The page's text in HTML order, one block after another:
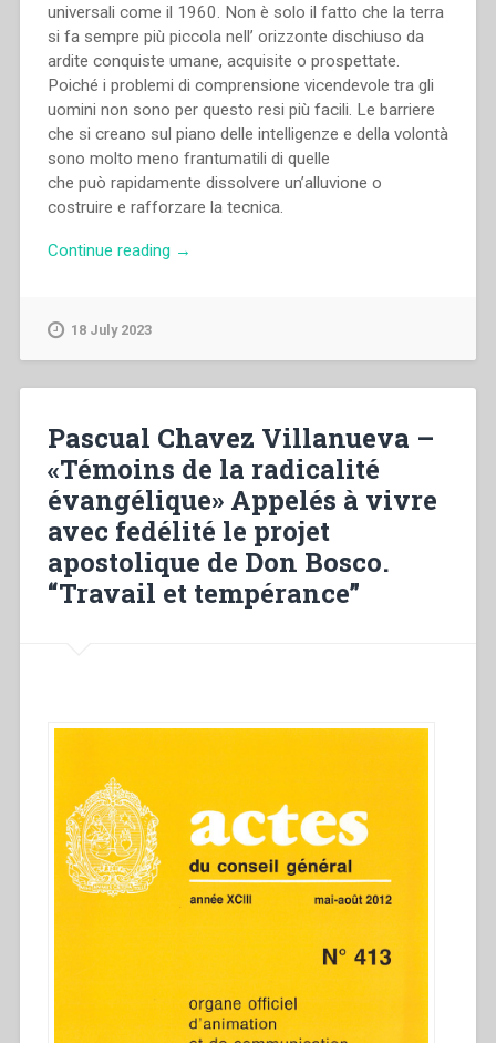
universali come il 1960. Non è solo il fatto che la terra
si fa sempre più piccola nell’ orizzonte dischiuso da
ardite conquiste umane, acquisite o prospettate.
Poiché i problemi di comprensione vicendevole tra gli
uomini non sono per questo resi più facili. Le barriere
che si creano sul piano delle intelligenze e della volontà
sono molto meno frantumatili di quelle
che può rapidamente dissolvere un’alluvione o
costruire e rafforzare la tecnica.
Continue reading “Pietro
→
18 July 2023
Pascual Chavez Villanueva –
«Témoins de la radicalité
évangélique» Appelés à vivre
avec fedélité le projet
apostolique de Don Bosco.
“Travail et tempérance”